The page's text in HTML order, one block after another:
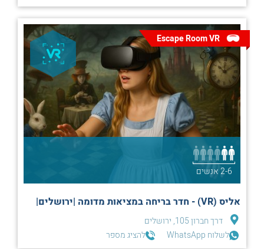
Escape Room VR
2-6 אנשים
אליס (VR) - חדר בריחה במציאות מדומה |ירושלים|
דרך חברון 105, ירושלים
לשלוח WhatsApp
להציג מספר